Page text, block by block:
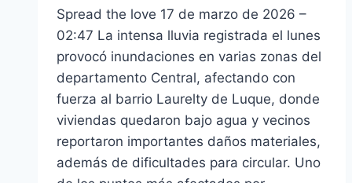
Spread the love 17 de marzo de 2026 –
02:47 La intensa lluvia registrada el lunes
provocó inundaciones en varias zonas del
departamento Central, afectando con
fuerza al barrio Laurelty de Luque, donde
viviendas quedaron bajo agua y vecinos
reportaron importantes daños materiales,
además de dificultades para circular. Uno